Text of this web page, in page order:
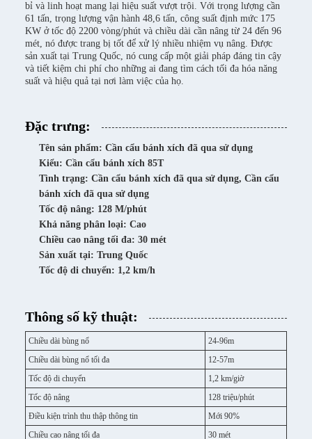
bỉ và linh hoạt mang lại hiệu suất vượt trội. Với trọng lượng cần
61 tấn, trọng lượng vận hành 48,6 tấn, công suất định mức 175
KW ở tốc độ 2200 vòng/phút và chiều dài cần nâng từ 24 đến 96
mét, nó được trang bị tốt để xử lý nhiều nhiệm vụ nâng. Được
sản xuất tại Trung Quốc, nó cung cấp một giải pháp đáng tin cậy
và tiết kiệm chi phí cho những ai đang tìm cách tối đa hóa năng
suất và hiệu quả tại nơi làm việc của họ.
Đặc trưng:
Tên sản phẩm: Cần cẩu bánh xích đã qua sử dụng
Kiểu: Cần cẩu bánh xích 85T
Tình trạng: Cần cẩu bánh xích đã qua sử dụng, Cần cẩu
bánh xích đã qua sử dụng
Tốc độ nâng: 128 M/phút
Khả năng phân loại: Cao
Chiều cao nâng tối đa: 30 mét
Sản xuất tại: Trung Quốc
Tốc độ di chuyển: 1,2 km/h
Thông số kỹ thuật:
Chiều dài bùng nổ
24-96m
Chiều dài bùng nổ tối đa
12-57m
Tốc độ di chuyển
1,2 km/giờ
Tốc độ nâng
128 triệu/phút
Điều kiện trình thu thập thông tin
Mới 90%
Chiều cao nâng tối đa
30 mét